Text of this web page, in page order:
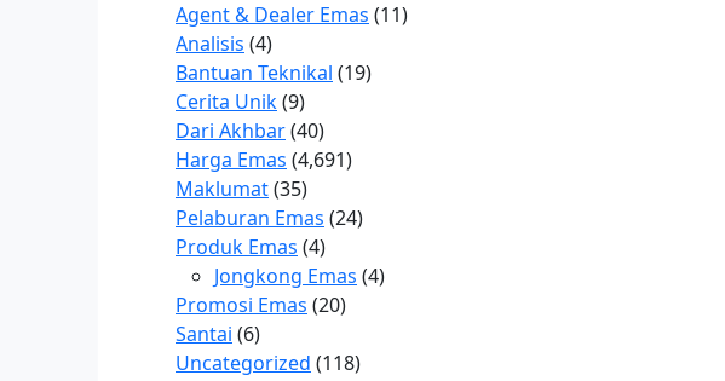
Agent & Dealer Emas (11)
Analisis (4)
Bantuan Teknikal (19)
Cerita Unik(9)
Dari Akhbar(40)
Harga Emas (4,691)
Maklumat(35)
Pelaburan Emas (24)
Produk Emas (4)
Jongkong Emas (4)
Promosi Emas (20)
Santai (6)
Uncategorized (118)